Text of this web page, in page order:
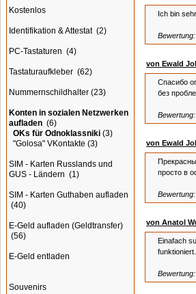
Kostenlos
Identifikation & Attestat (2)
PC-Tastaturen (4)
Tastaturaufkleber (62)
Nummernschildhalter (23)
Konten in sozialen Netzwerken
aufladen (6)
OKs für Odnoklassniki (3)
"Golosa" VKontakte (3)
SIM - Karten Russlands und
GUS - Ländern (1)
SIM - Karten Guthaben aufladen
(40)
E-Geld aufladen (Geldtransfer)
(56)
E-Geld entladen
Souvenirs
Ich bin
Bewertung:
von Ewald
Спасибо
без
Bewertung:
von Ewald
просто в
Bewertung:
von Anatol
Einafach
Bewertung: